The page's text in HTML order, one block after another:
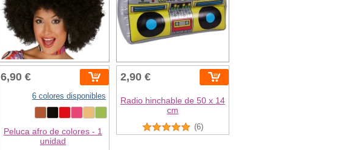
6,90 €
6 colores disponibles
Peluca afro de colores - 1
unidad
2,90 €
Radio hinchable de 50 x 14
cm
(6)